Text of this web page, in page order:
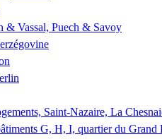
& Vassal, Puech & Savoy
Saint-Nazaire, La
G, H, I, quartier du